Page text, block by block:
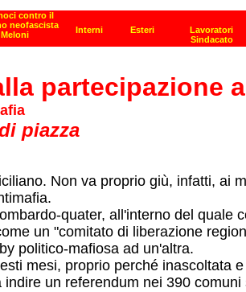
partecipazione
piazza
Non va proprio giù, infatti, ai
quater, all'interno del
un "comitato di liberazione
politico-mafiosa ad un'altra.
mesi, proprio perché inascoltata
un referendum nei 390